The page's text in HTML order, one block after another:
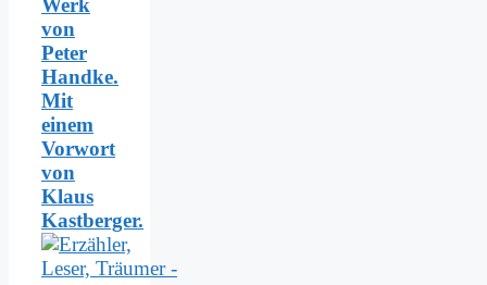
Werk
von
Peter
Handke.
Mit
einem
Vorwort
von
Klaus
Kastberger.